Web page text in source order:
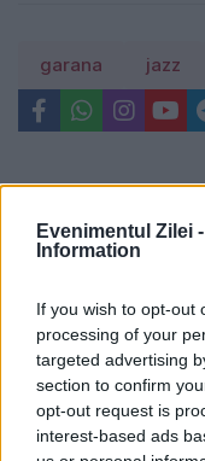
Evenimentul Zilei -
Information
If you wish to opt-out
processing of your
targeted advertising
section to confirm
opt-out request is
interest-based ads
garana jazz